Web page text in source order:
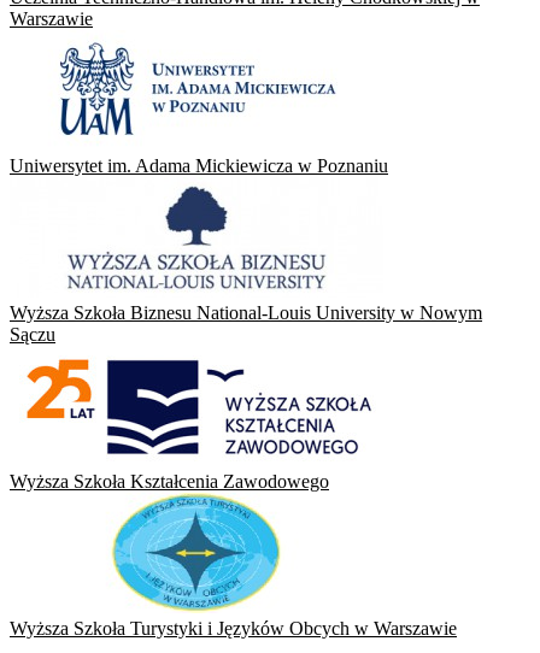
Warszawie
Uniwersytet im. Adama Mickiewicza w Poznaniu
Wyższa Szkoła Biznesu National-Louis University w Nowym
Sączu
Wyższa Szkoła Kształcenia Zawodowego
Wyższa Szkoła Turystyki i Języków Obcych w Warszawie